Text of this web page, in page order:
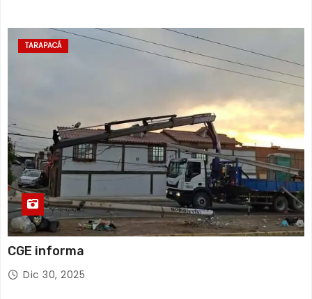
TARAPACÁ
CGE informa
Dic 30, 2025